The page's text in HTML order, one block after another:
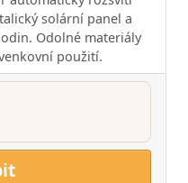
solární panel a
Odolné materiály
použití.